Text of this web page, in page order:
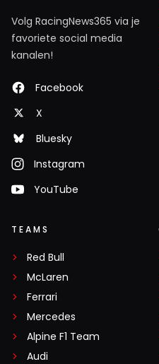
Volg RacingNews365 via je
favoriete social media
kanalen!
Facebook
X
Bluesky
Instagram
YouTube
TEAMS
Red Bull
McLaren
Ferrari
Mercedes
Alpine F1 Team
Audi